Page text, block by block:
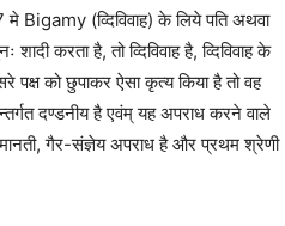
मे Bigamy (व्दिविवाह) के लिये पति अथवा
करता है, तो व्दिविवाह है, व्दिविवाह के
पक्ष को छुपाकर ऐसा कृत्य किया है तो वह
दण्डनीय है एवंम् यह अपराध करने वाले
गैर-संज्ञेय अपराध है और प्रथम श्रेणी